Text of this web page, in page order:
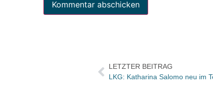
LETZTER BEITRAG
LKG: Katharina Salomo neu im